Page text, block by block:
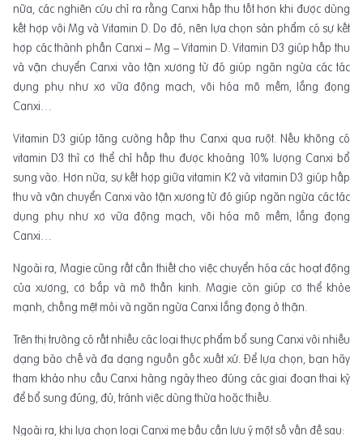
nữa, các nghiên cứu chỉ ra rằng Canxi hấp thu tốt hơn khi được dùng
kết hợp với Mg và Vitamin D. Do đó, nên lựa chọn sản phẩm có sự kết
hợp các thành phần Canxi – Mg – Vitamin D. Vitamin D3 giúp hấp thu
và vận chuyển Canxi vào tận xương từ đó giúp ngăn ngừa các tác
dụng phụ như xơ vữa động mạch, vôi hóa mô mềm, lắng đọng
Canxi…
Vitamin D3 giúp tăng cường hấp thu Canxi qua ruột. Nếu không có
vitamin D3 thì cơ thể chỉ hấp thu được khoảng 10% lượng Canxi bổ
sung vào. Hơn nữa, sự kết hợp giữa vitamin K2 và vitamin D3 giúp hấp
thu và vận chuyển Canxi vào tận xương từ đó giúp ngăn ngừa các tác
dụng phụ như xơ vữa động mạch, vôi hóa mô mềm, lắng đọng
Canxi…
Ngoài ra, Magie cũng rất cần thiết cho việc chuyển hóa các hoạt động
của xương, cơ bắp và mô thần kinh. Magie còn giúp cơ thể khỏe
mạnh, chống mệt mỏi và ngăn ngừa Canxi lắng đọng ở thận.
Trên thị trường có rất nhiều các loại thực phẩm bổ sung Canxi với nhiều
dạng bào chế và đa dạng nguồn gốc xuất xứ. Để lựa chọn, bạn hãy
tham khảo nhu cầu Canxi hàng ngày theo đúng các giai đoạn thai kỳ
để bổ sung đúng, đủ, tránh việc dùng thừa hoặc thiếu.
Ngoài ra, khi lựa chọn loại Canxi mẹ bầu cần lưu ý một số vấn đề sau: